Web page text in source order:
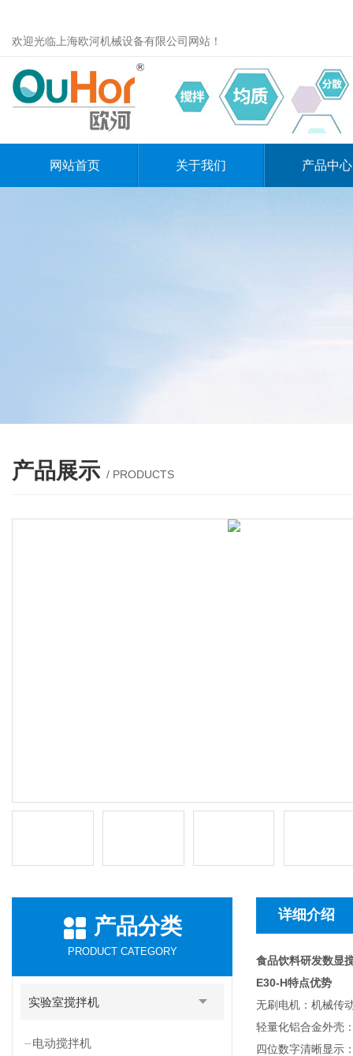
欢迎光临上海欧河机械设备有限公司网站！
网站首页 关于我们 产品中心
产品展示 / PRODUCTS
产品分类
PRODUCT CATEGORY
实验室搅拌机
电动搅拌机
详细介绍
食品饮料研发数显
E30-H特点优势
无刷电机：机械传
轻量化铝合金外壳
四位数字清晰显示